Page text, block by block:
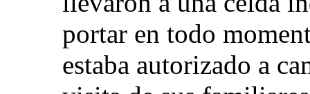
portar en todo
estaba autorizado a